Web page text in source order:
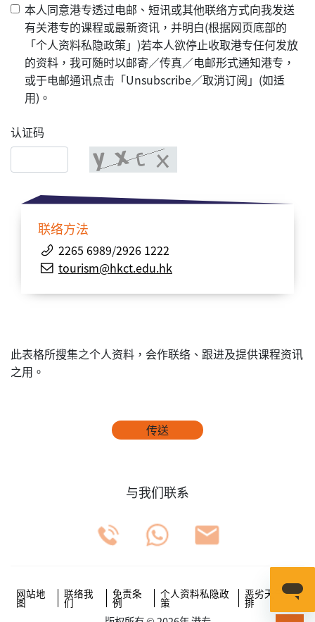
本人同意港专透过电邮、短讯或其他联络方式向我发送
有关港专的课程或最新资讯，并明白(根据网页底部的
「个人资料私隐政策」)若本人欲停止收取港专任何发放
的资料，我可随时以邮寄／传真／电邮形式通知港专，
或于电邮通讯点击「Unsubscribe／取消订阅」(如适
用)。
认证码
联络方法
2265 6989/2926 1222
tourism@hkct.edu.hk
此表格所搜集之个人资料，会作联络、跟进及提供课程资讯
之用。
传送
与我们联系
网站地
图
联络我
们
免责条
例
个人资料私隐政
策
恶劣天气安
排